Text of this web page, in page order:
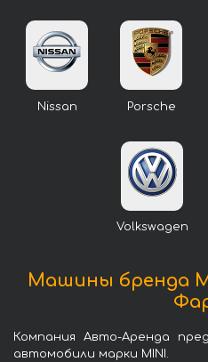
Nissan Porsche
Volkswagen
Машины бренда
Компания Авто-Аренда
автомобили марки MINI.